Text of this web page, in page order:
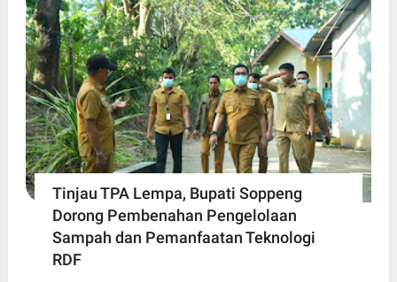
Tinjau TPA Lempa, Bupati Soppeng
Dorong Pembenahan Pengelolaan
Sampah dan Pemanfaatan Teknologi
RDF